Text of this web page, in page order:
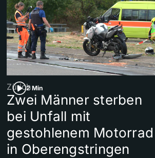
2 Min
Zürich
Zwei Männer sterben
bei Unfall mit
gestohlenem Motorrad
in Oberengstringen